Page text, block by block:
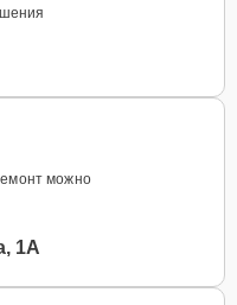
можно
1А